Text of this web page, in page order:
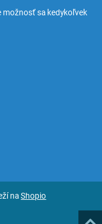
možnosť sa kedykoľvek
naShopio
Hore